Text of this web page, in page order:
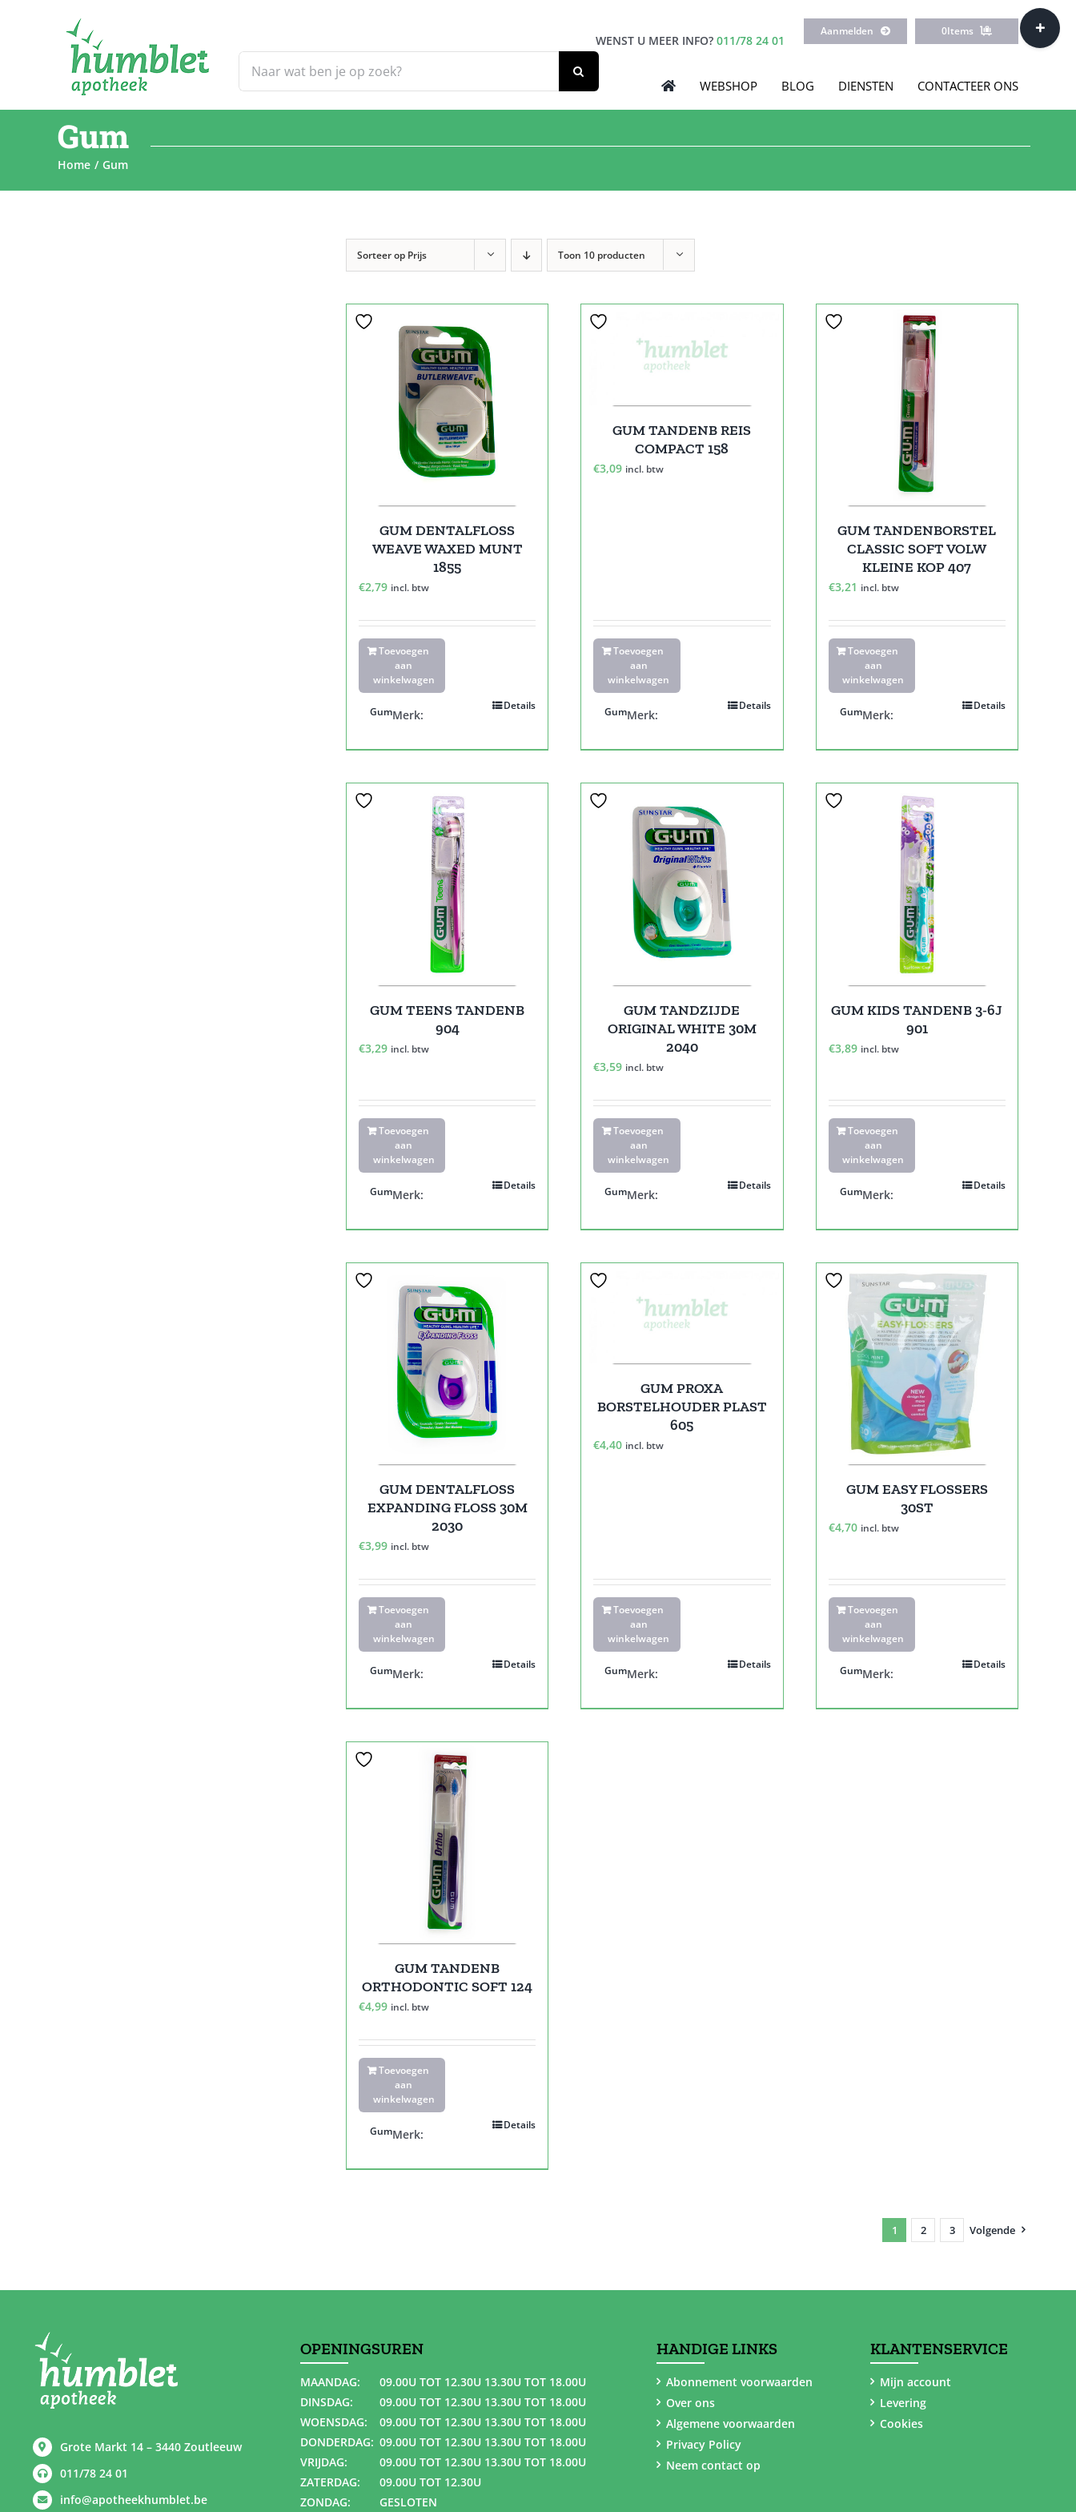
naar:
WENST U MEER INFO? 011/78 24 01
Aanmelden 0Items
WEBSHOP BLOG DIENSTEN CONTACTEER ONS
Gum
Home Gum
Sorteer op Prijs Toon 10 producten
GUM DENTALFLOSS
WEAVE WAXED MUNT
1855
€2,79 incl. btw
Toevoegen
aan
winkelwagen
Details
Merk:
Gum
GUM TANDENB REIS
COMPACT 158
€3,09 incl. btw
Toevoegen
aan
winkelwagen
Details
Merk:
Gum
GUM TANDENBORSTEL
CLASSIC SOFT VOLW
KLEINE KOP 407
€3,21 incl. btw
Toevoegen
aan
winkelwagen
Details
Merk:
Gum
GUM TEENS TANDENB
904
€3,29 incl. btw
Toevoegen
aan
winkelwagen
Details
Merk:
Gum
GUM TANDZIJDE
ORIGINAL WHITE 30M
2040
€3,59 incl. btw
Toevoegen
aan
winkelwagen
Details
Merk:
Gum
GUM KIDS TANDENB 3-6J
901
€3,89 incl. btw
Toevoegen
aan
winkelwagen
Details
Merk:
Gum
GUM DENTALFLOSS
EXPANDING FLOSS 30M
2030
€3,99 incl. btw
Toevoegen
aan
winkelwagen
Details
Merk:
Gum
GUM PROXA
BORSTELHOUDER PLAST
605
€4,40 incl. btw
Toevoegen
aan
winkelwagen
Details
Merk:
Gum
GUM EASY FLOSSERS
30ST
€4,70 incl. btw
Toevoegen
aan
winkelwagen
Details
Merk:
Gum
GUM TANDENB
ORTHODONTIC SOFT 124
€4,99 incl. btw
Toevoegen
aan
winkelwagen
Details
Merk:
Gum
1 2 3 Volgende
Grote Markt 14 – 3440 Zoutleeuw
011/78 24 01
info@apotheekhumblet.be
OPENINGSUREN
MAANDAG:
09.00U TOT 12.30U 13.30U TOT 18.00U
DINSDAG:
09.00U TOT 12.30U 13.30U TOT 18.00U
WOENSDAG:
09.00U TOT 12.30U 13.30U TOT 18.00U
DONDERDAG: 09.00U TOT 12.30U 13.30U TOT 18.00U
VRIJDAG:
09.00U TOT 12.30U 13.30U TOT 18.00U
ZATERDAG:
09.00U TOT 12.30U
ZONDAG:
GESLOTEN
HANDIGE LINKS
Abonnement voorwaarden
Over ons
Algemene voorwaarden
Privacy Policy
Neem contact op
KLANTENSERVICE
Mijn account
Levering
Cookies
Toggle
Sliding